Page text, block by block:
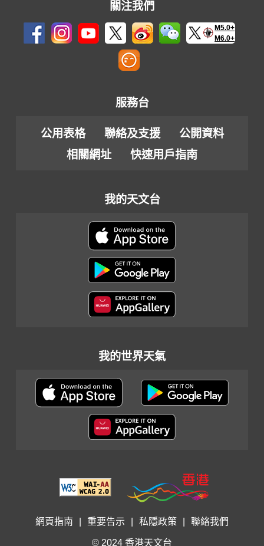
關注我們
M5.0+
M6.0+
服務台
公用表格 聯絡及支援
公開資料
相關網址
快速用戶指南
我的天文台
我的世界天氣
網頁指南 重要告示 私隱政策 聯絡我們
© 2024 香港天文台